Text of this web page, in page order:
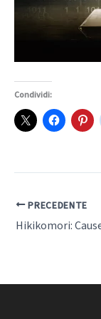
Condividi:
PRECEDENTE